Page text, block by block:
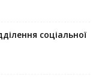
соціальної